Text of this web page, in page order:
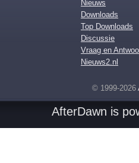
Nieuws
Downloads
Top Downloads
Discussie
Vraag en
Nieuws2.nl
© 1999-2026
AfterDawn is